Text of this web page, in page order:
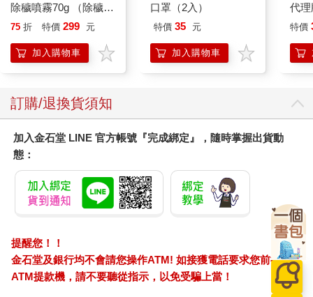
除穢噴霧70g （除穢/
平安/淨化/艾草/芙蓉/
另有多瓶組優惠賣場
75 折 特價 299 元
加入購物車
口罩（2入）
特價 35 元
加入購物車
代
限
特價
訂購/退換貨須知
加入金石堂 LINE 官方帳號『完成綁定』，隨時掌握出貨動
態：
提醒您！！
金石堂及銀行均不會請您操作ATM! 如接獲電話要求您前往
ATM提款機，請不要聽從指示，以免受騙上當！